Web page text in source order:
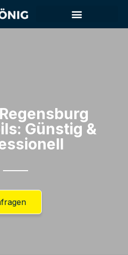
Günstig &